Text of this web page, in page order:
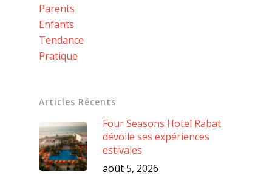
Parents
Enfants
Tendance
Pratique
Articles Récents
Four Seasons Hotel Rabat
dévoile ses expériences
estivales
août 5, 2026